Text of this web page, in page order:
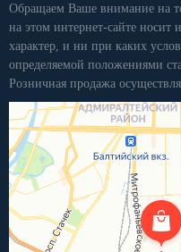
Обращаем Ваше внимание на
на этом интернет-сайте
характер, и ни при каких
определяемой положениями
Розничная продажа